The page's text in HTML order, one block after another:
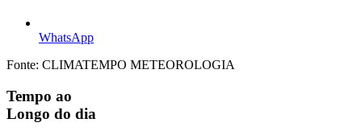
WhatsApp
Fonte: CLIMATEMPO METEOROLOGIA
Tempo ao
Longo do dia